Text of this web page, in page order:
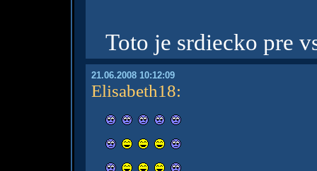
Toto je srdiecko pre
21.06.2008 10:12:09
Elisabeth18: